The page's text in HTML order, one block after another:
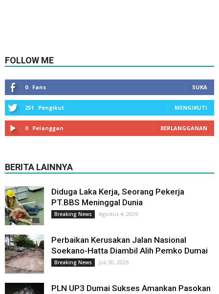
FOLLOW ME
0 Fans SUKA
251 Pengikut MENGIKUTI
0 Pelanggan BERLANGGANAN
BERITA LAINNYA
Diduga Laka Kerja, Seorang Pekerja
PT.BBS Meninggal Dunia
Breaking News Agustus 4, 2026
Perbaikan Kerusakan Jalan Nasional
Soekano-Hatta Diambil Alih Pemko Dumai
Breaking News Juli 30, 2026
PLN UP3 Dumai Sukses Amankan Pasokan